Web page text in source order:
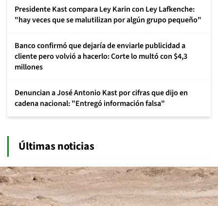
Presidente Kast compara Ley Karin con Ley Lafkenche:
"hay veces que se malutilizan por algún grupo pequeño"
Banco confirmó que dejaría de enviarle publicidad a
cliente pero volvió a hacerlo: Corte lo multó con $4,3
millones
Denuncian a José Antonio Kast por cifras que dijo en
cadena nacional: "Entregó información falsa"
Últimas noticias